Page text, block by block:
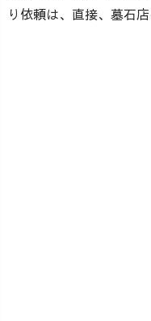
り依頼は、直接、墓石